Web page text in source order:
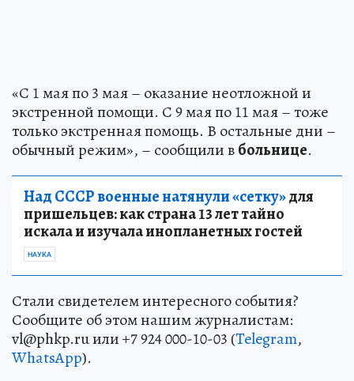
«С 1 мая по 3 мая – оказание неотложной и
экстренной помощи. С 9 мая по 11 мая – тоже
только экстренная помощь. В остальные дни –
обычный режим», – сообщили вбольнице.
Над СССР военные натянули «сетку»для
пришельцев: как страна 13 лет тайно
искала и изучала инопланетных гостей
НАУКА
Стали свидетелем интересного события?
Сообщите об этом нашим журналистам:
vl@phkp.ru или +7 924 000-10-03 (Telegram,
WhatsApp).